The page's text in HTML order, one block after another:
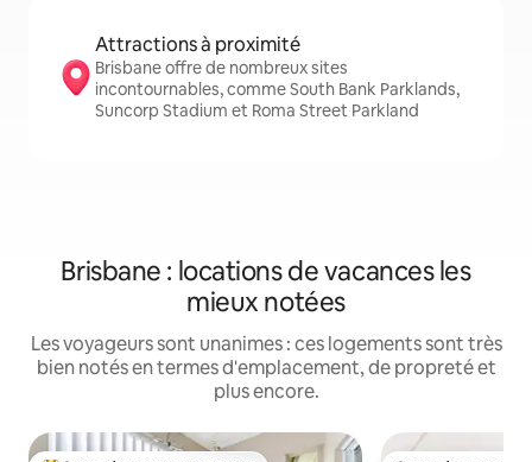
Attractions à proximité
Brisbane offre de nombreux sites
incontournables, comme South Bank Parklands,
Suncorp Stadium et Roma Street Parkland
Brisbane : locations de vacances les
mieux notées
Les voyageurs sont unanimes : ces logements sont très
bien notés en termes d'emplacement, de propreté et
plus encore.